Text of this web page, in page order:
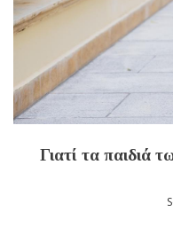
Γιατί τα παιδιά